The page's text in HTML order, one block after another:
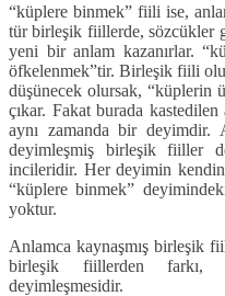
“küplere binmek” fiili ise,
tür birleşik fiillerde, sözcükler
yeni bir anlam kazanırlar.
öfkelenmek”tir. Birleşik fiili
düşünecek olursak, “küplerin
çıkar. Fakat burada
aynı zamanda bir deyimdir.
deyimleşmiş birleşik fiiller
incileridir. Her deyimin
“küplere binmek”
yoktur.
Anlamca kaynaşmış birleşik
birleşik fiillerden farkı,
deyimleşmesidir.